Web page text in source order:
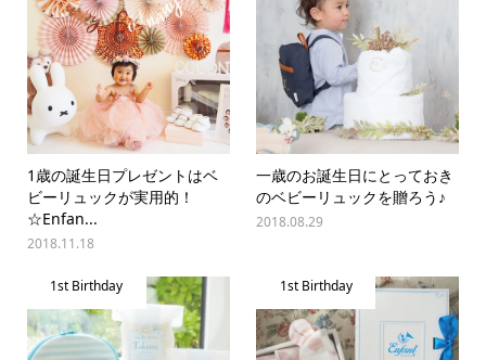
1歳の誕生日プレゼントはベ
ビーリュックが実用的！
☆Enfan...
2018.11.18
一歳のお誕生日にとっておき
のベビーリュックを贈ろう♪
2018.08.29
1st Birthday 1st Birthday